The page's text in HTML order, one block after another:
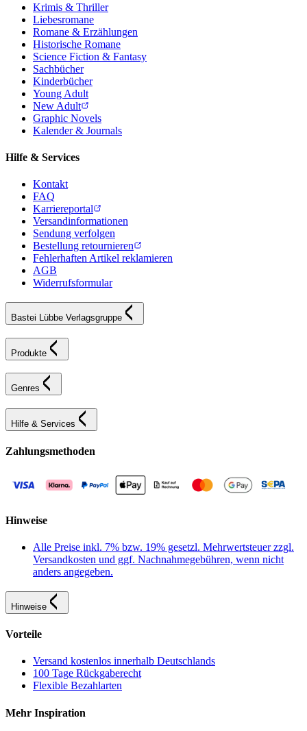
Krimis & Thriller
Liebesromane
Romane & Erzählungen
Historische Romane
Science Fiction & Fantasy
Sachbücher
Kinderbücher
Young Adult
New Adult
Graphic Novels
Kalender & Journals
Hilfe & Services
Kontakt
FAQ
Karriereportal
Versandinformationen
Sendung verfolgen
Bestellung retournieren
Fehlerhaften Artikel reklamieren
AGB
Widerrufsformular
Bastei Lübbe Verlagsgruppe
Produkte
Genres
Hilfe & Services
Zahlungsmethoden
Hinweise
Alle Preise inkl. 7% bzw. 19% gesetzl. Mehrwertsteuer zzgl.
Versandkosten und ggf. Nachnahmegebühren, wenn nicht
anders angegeben.
Hinweise
Vorteile
Versand kostenlos innerhalb Deutschlands
100 Tage Rückgaberecht
Flexible Bezahlarten
Mehr Inspiration